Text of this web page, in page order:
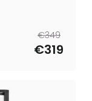
Parastā€349
Pārdošanas
€319